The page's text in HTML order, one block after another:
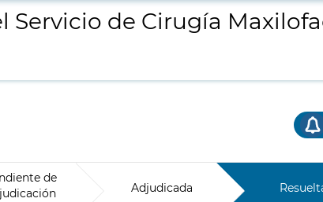
de Cirugía
de
Adjudicada